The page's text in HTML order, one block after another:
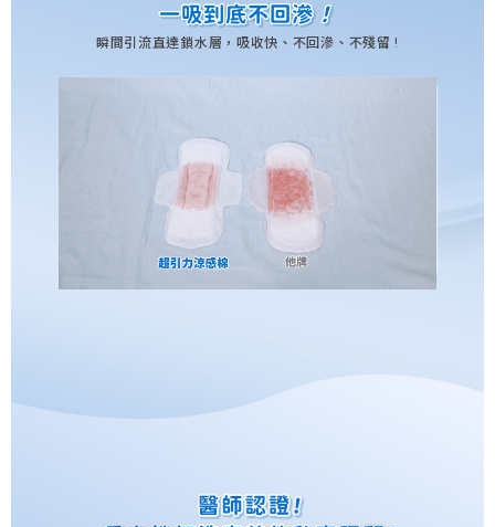
一吸到底不回滲！
一吸到底不回滲！
瞬間引流直達鎖水層，吸收快、不回滲、不殘留 !